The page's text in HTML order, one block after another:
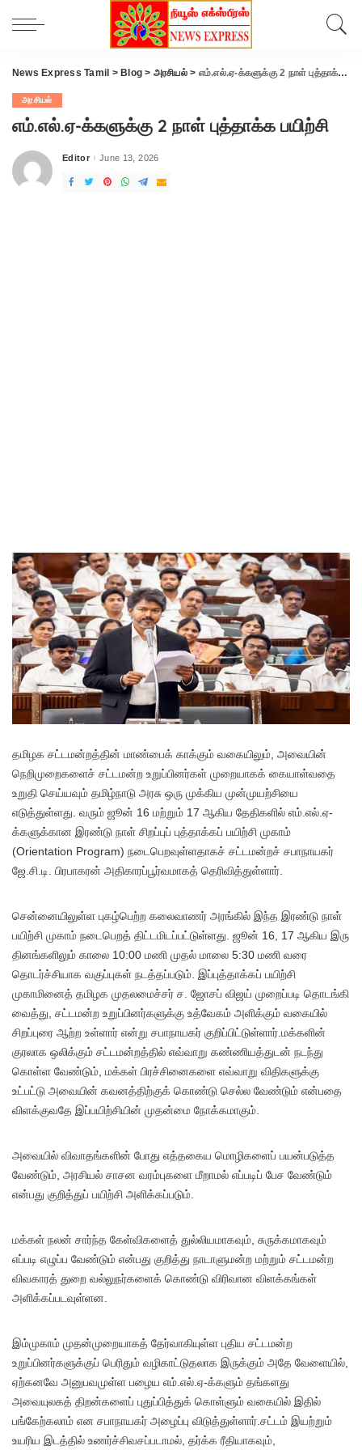
News Express Tamil > Blog > அரசியல்> எம்.எல்.ஏ-க்களுக்கு 2 நாள் புத்தாக்க பயிற்சி
அரசியல்
எம்.எல்.ஏ-க்களுக்கு 2 நாள் புத்தாக்க பயிற்சி
Posted
Editor June 13, 2026
தமிழக சட்டமன்றத்தின் மாண்பைக் காக்கும் வகையிலும், அவையின்
நெறிமுறைகளைச் சட்டமன்ற உறுப்பினர்கள் முறையாகக் கையாள்வதை
உறுதி செய்யவும் தமிழ்நாடு அரசு ஒரு முக்கிய முன்முயற்சியை
எடுத்துள்ளது. வரும் ஜூன் 16 மற்றும் 17 ஆகிய தேதிகளில் எம்.எல்.ஏ-
க்களுக்கான இரண்டு நாள் சிறப்புப் புத்தாக்கப் பயிற்சி முகாம்
(Orientation Program) நடைபெறவுள்ளதாகச் சட்டமன்றச் சபாநாயகர்
ஜே.சி.டி. பிரபாகரன் அதிகாரப்பூர்வமாகத் தெரிவித்துள்ளார்.
சென்னையிலுள்ள புகழ்பெற்ற கலைவாணர் அரங்கில் இந்த இரண்டு நாள்
பயிற்சி முகாம் நடைபெறத் திட்டமிடப்பட்டுள்ளது. ஜூன் 16, 17 ஆகிய இரு
தினங்களிலும் காலை 10:00 மணி முதல் மாலை 5:30 மணி வரை
தொடர்ச்சியாக வகுப்புகள் நடத்தப்படும். இப்புத்தாக்கப் பயிற்சி
முகாமினைத் தமிழக முதலமைச்சர் ச. ஜோசப் விஜய் முறைப்படி தொடங்கி
வைத்து, சட்டமன்ற உறுப்பினர்களுக்கு உத்வேகம் அளிக்கும் வகையில்
சிறப்புரை ஆற்ற உள்ளார் என்று சபாநாயகர் குறிப்பிட்டுள்ளார்.மக்களின்
குரலாக ஒலிக்கும் சட்டமன்றத்தில் எவ்வாறு கண்ணியத்துடன் நடந்து
கொள்ள வேண்டும், மக்கள் பிரச்சினைகளை எவ்வாறு விதிகளுக்கு
உட்பட்டு அவையின் கவனத்திற்குக் கொண்டு செல்ல வேண்டும் என்பதை
விளக்குவதே இப்பயிற்சியின் முதன்மை நோக்கமாகும்.
அவையில் விவாதங்களின் போது எத்தகைய மொழிகளைப் பயன்படுத்த
வேண்டும், அரசியல் சாசன வரம்புகளை மீறாமல் எப்படிப் பேச வேண்டும்
என்பது குறித்துப் பயிற்சி அளிக்கப்படும்.
மக்கள் நலன் சார்ந்த கேள்விகளைத் துல்லியமாகவும், சுருக்கமாகவும்
எப்படி எழுப்ப வேண்டும் என்பது குறித்து நாடாளுமன்ற மற்றும் சட்டமன்ற
விவகாரத் துறை வல்லுநர்களைக் கொண்டு விரிவான விளக்கங்கள்
அளிக்கப்படவுள்ளன.
இம்முகாம் முதன்முறையாகத் தேர்வாகியுள்ள புதிய சட்டமன்ற
உறுப்பினர்களுக்குப் பெரிதும் வழிகாட்டுதலாக இருக்கும் அதே வேளையில்,
ஏற்கனவே அனுபவமுள்ள பழைய எம்.எல்.ஏ-க்களும் தங்களது
அவையுலகத் திறன்களைப் புதுப்பித்துக் கொள்ளும் வகையில் இதில்
பங்கேற்கலாம் என சபாநாயகர் அழைப்பு விடுத்துள்ளார்.சட்டம் இயற்றும்
உயரிய இடத்தில் உணர்ச்சிவசப்படாமல், தர்க்க ரீதியாகவும்,